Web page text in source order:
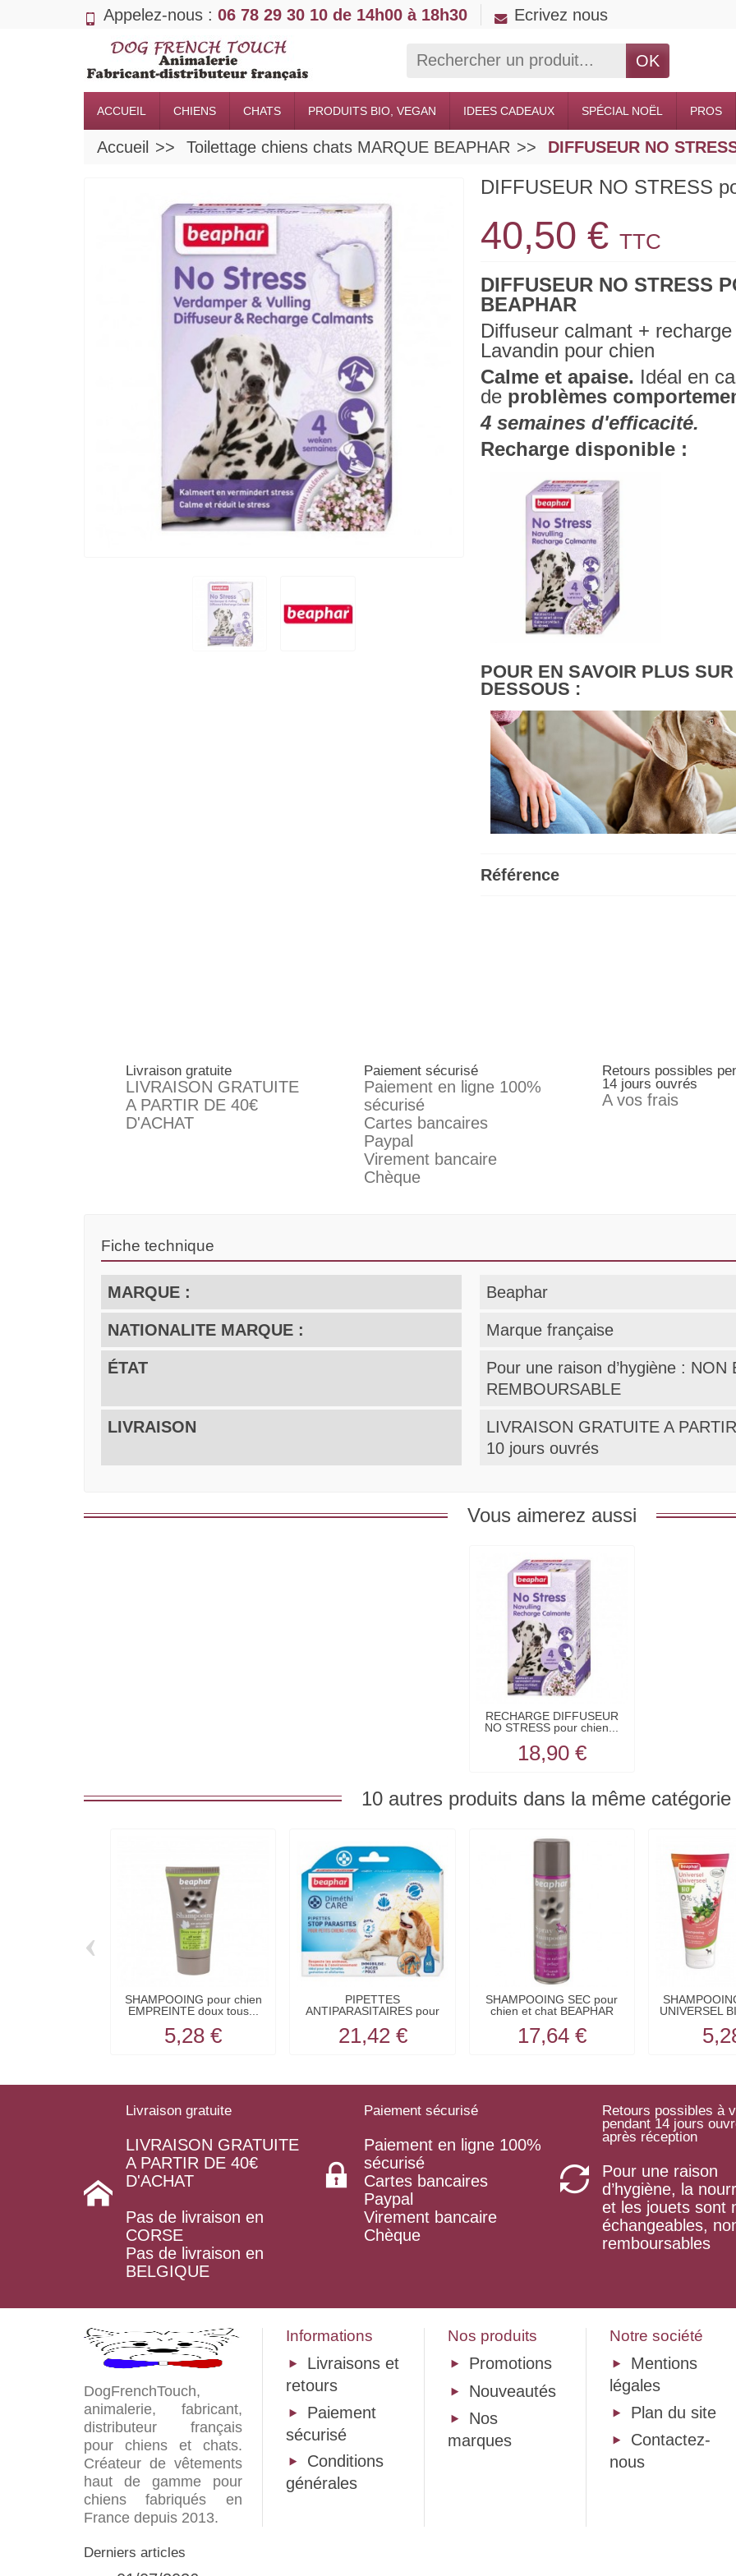
Appelez-nous : 06 78 29 30 10 de 14h00 à 18h30 Ecrivez nous
OK
ACCUEIL CHIENS CHATS PRODUITS BIO, VEGAN IDEES CADEAUX SPÉCIAL NOËL PROS
Accueil Toilettage chiens chats MARQUE BEAPHAR DIFFUSEUR NO
DIFFUSEUR NO STRESS
40,50 €TTC
DIFFUSEUR NO STRESS
BEAPHAR
Diffuseur calmant +
Lavandin pour chien
Calme et apaise. Idéal en
de problèmes
4 semaines d'efficacité.
Recharge disponible :
POUR EN SAVOIR PLUS
DESSOUS :
Référence
Livraison gratuite
LIVRAISON GRATUITE
A PARTIR DE 40€
D'ACHAT
Paiement sécurisé
Paiement en ligne 100%
sécurisé
Cartes bancaires
Paypal
Virement bancaire
Chèque
Retours possibles
14 jours ouvrés
A vos frais
Fiche technique
MARQUE : Beaphar
NATIONALITE MARQUE : Marque française
ÉTAT
Pour une raison d’hygiène : NON
REMBOURSABLE
LIVRAISON
LIVRAISON GRATUITE A
10 jours ouvrés
Vous aimerez aussi
RECHARGE DIFFUSEUR
NO STRESS pour chien...
18,90 €
10 autres produits dans la même catégorie
SHAMPOOING pour chien
EMPREINTE doux tous...
5,28 €
PIPETTES
ANTIPARASITAIRES pour
21,42 €
SHAMPOOING SEC pour
chien et chat BEAPHAR
17,64 €
UNIVERSEL
‹
Livraison gratuite
LIVRAISON GRATUITE
A PARTIR DE 40€
D'ACHAT
Pas de livraison en
CORSE
Pas de livraison en
BELGIQUE
Paiement sécurisé
Paiement en ligne 100%
sécurisé
Cartes bancaires
Paypal
Virement bancaire
Chèque
Retours possibles à
pendant 14 jours
après réception
Pour une raison
d’hygiène, la
et les jouets sont
échangeables,
remboursables
DogFrenchTouch,
animalerie, fabricant,
distributeur français
pour chiens et chats.
Créateur de vêtements
haut de gamme pour
chiens fabriqués en
France depuis 2013.
Informations
Livraisons et
retours
Paiement
sécurisé
Conditions
générales
Nos produits
Promotions
Nouveautés
Nos
marques
Notre société
Mentions
légales
Plan du site
Contactez-
nous
Derniers articles